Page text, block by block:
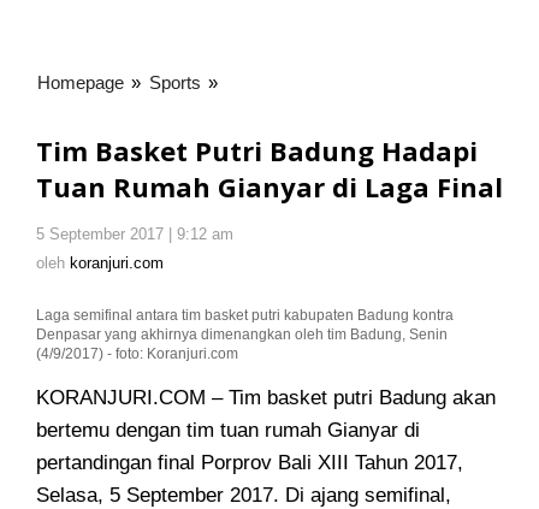
Homepage » Sports »
Badung
Hadapi
Rumah
Laga
Final
Tim Basket Putri Badung Hadapi
Tuan Rumah Gianyar di Laga Final
5 September 2017 | 9:12 am
oleh koranjuri.com
Laga semifinal antara tim basket putri kabupaten Badung kontra
Denpasar yang akhirnya dimenangkan oleh tim Badung, Senin
(4/9/2017) - foto: Koranjuri.com
KORANJURI.COM – Tim basket putri Badung akan
bertemu dengan tim tuan rumah Gianyar di
pertandingan final Porprov Bali XIII
Tahun 2017,
Selasa, 5 September 2017. Di ajang semifinal,